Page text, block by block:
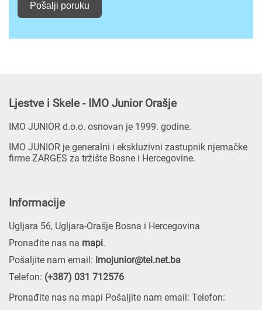
Pošalji poruku
Ljestve i Skele - IMO Junior Orašje
IMO JUNIOR d.o.o. osnovan je 1999. godine.
IMO JUNIOR je generalni i ekskluzivni zastupnik njemačke
firme ZARGES za tržište Bosne i Hercegovine.
Informacije
Ugljara 56, Ugljara-Orašje Bosna i Hercegovina
Pronađite nas na mapi.
Pošaljite nam email: imojunior@tel.net.ba
Telefon: (+387) 031 712576
Pronađite nas na mapi Pošaljite nam email: Telefon: